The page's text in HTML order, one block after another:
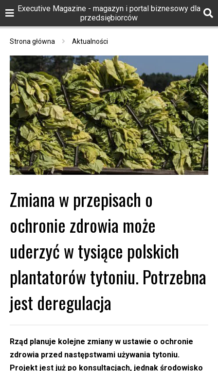
Executive Magazine - magazyn i portal biznesowy dla
przedsiębiorców
Strona główna Aktualności
Zmiana w przepisach o
ochronie zdrowia może
uderzyć w tysiące polskich
plantatorów tytoniu. Potrzebna
jest deregulacja
Rząd planuje kolejne zmiany w ustawie o ochronie
zdrowia przed następstwami używania tytoniu.
Projekt jest już po konsultacjach, jednak środowisko